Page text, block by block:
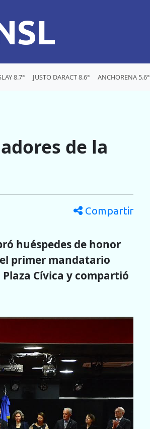
8.7° JUSTO DARACT 8.6° ANCHORENA 5.6°
de la
Compartir
huéspedes de honor
primer mandatario
Cívica y compartió